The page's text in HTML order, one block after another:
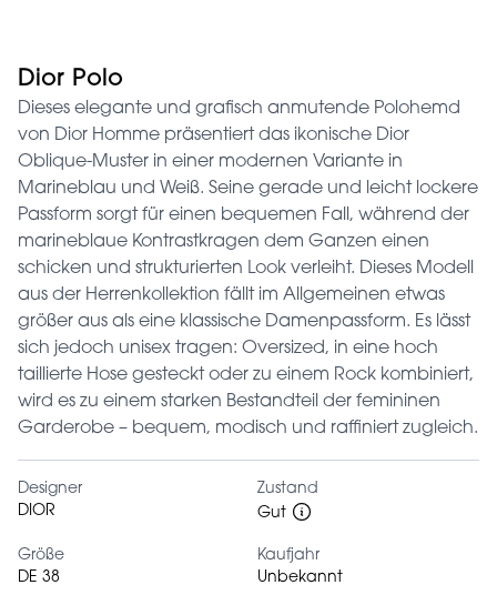
Dior Polo
Dieses elegante und grafisch anmutende Polohemd
von Dior Homme präsentiert das ikonische Dior
Oblique-Muster in einer modernen Variante in
Marineblau und Weiß. Seine gerade und leicht lockere
Passform sorgt für einen bequemen Fall, während der
marineblaue Kontrastkragen dem Ganzen einen
schicken und strukturierten Look verleiht. Dieses Modell
aus der Herrenkollektion fällt im Allgemeinen etwas
größer aus als eine klassische Damenpassform. Es lässt
sich jedoch unisex tragen: Oversized, in eine hoch
taillierte Hose gesteckt oder zu einem Rock kombiniert,
wird es zu einem starken Bestandteil der femininen
Garderobe – bequem, modisch und raffiniert zugleich.
Designer
DIOR
Zustand
Gut
Größe
DE 38
Kaufjahr
Unbekannt